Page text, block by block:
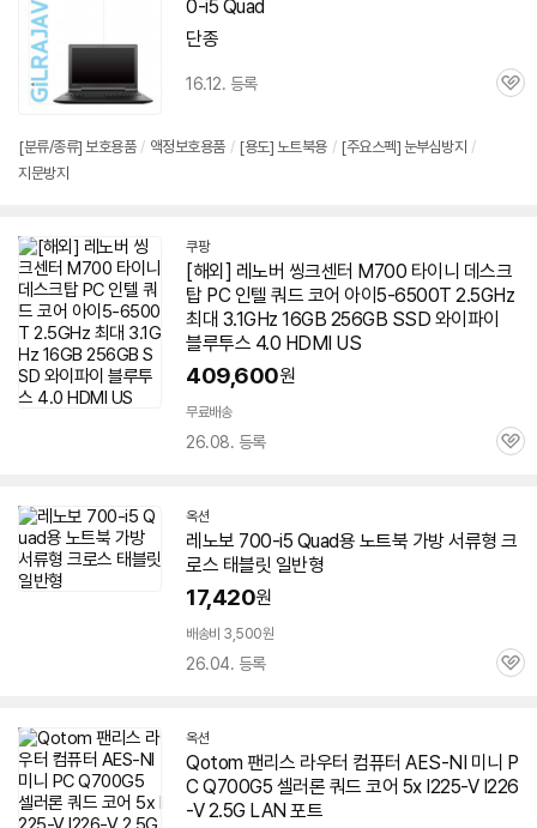
0-i5 Quad
단종
16.12. 등록
관
[분류/종류] 보호용품 / 액정보호용품 / [용도] 노트북용 / [주요스펙] 눈부심방지 /
지문방지
쿠팡
[해외] 레노버 씽크센터 M700 타이니 데스크
탑 PC 인텔 쿼드 코어 아이5-6500T 2.5GHz
최대 3.1GHz 16GB 256GB SSD 와이파이
블루투스 4.0 HDMI US
409,600원
무료배송
26.08. 등록
관
옥션
레노보 700-i5 Quad용 노트북 가방 서류형 크
로스 태블릿 일반형
17,420원
배송비 3,500원
26.04. 등록
관
옥션
Qotom 팬리스 라우터 컴퓨터 AES-NI 미니 P
C Q700G5 셀러론 쿼드 코어 5x I225-V I226
-V 2.5G LAN 포트